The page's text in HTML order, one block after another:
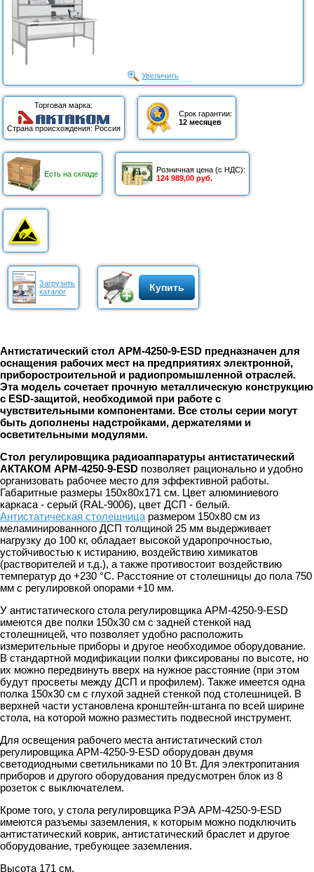
Увеличить
Торговая марка:
Страна происхождения: Россия
Срок гарантии:
12 месяцев
Есть на складе
Розничная цена (с НДС):
124 989,00 руб.
Загрузить
каталог
Купить
Антистатический стол АРМ-4250-9-ESD предназначен для
оснащения рабочих мест на предприятиях электронной,
приборостроительной и радиопромышленной отраслей.
Эта модель сочетает прочную металлическую конструкцию
с ESD-защитой, необходимой при работе с
чувствительными компонентами. Все столы серии могут
быть дополнены надстройками, держателями и
осветительными модулями.
Стол регулировщика радиоаппаратуры антистатический
АКТАКОМ АРМ-4250-9-ESD позволяет рационально и удобно
организовать рабочее место для эффективной работы.
Габаритные размеры 150х80х171 см. Цвет алюминиевого
каркаса - серый (RAL-9006), цвет ДСП - белый.
Антистатическая столешница размером 150х80 см из
меламинированного ДСП толщиной 25 мм выдерживает
нагрузку до 100 кг, обладает высокой ударопрочностью,
устойчивостью к истиранию, воздействию химикатов
(растворителей и т.д.), а также противостоит воздействию
температур до +230 °C. Расстояние от столешницы до пола 750
мм с регулировкой опорами +10 мм.
У антистатического стола регулировщика АРМ-4250-9-ESD
имеются две полки 150х30 см с задней стенкой над
столешницей, что позволяет удобно расположить
измерительные приборы и другое необходимое оборудование.
В стандартной модификации полки фиксированы по высоте, но
их можно передвинуть вверх на нужное расстояние (при этом
будут просветы между ДСП и профилем). Также имеется одна
полка 150х30 см с глухой задней стенкой под столешницей. В
верхней части установлена кронштейн-штанга по всей ширине
стола, на которой можно разместить подвесной инструмент.
Для освещения рабочего места антистатический стол
регулировщика АРМ-4250-9-ESD оборудован двумя
светодиодными светильниками по 10 Вт. Для электропитания
приборов и другого оборудования предусмотрен блок из 8
розеток с выключателем.
Кроме того, у стола регулировщика РЭА АРМ-4250-9-ESD
имеются разъемы заземления, к которым можно подключить
антистатический коврик, антистатический браслет и другое
оборудование, требующее заземления.
Высота 171 см.